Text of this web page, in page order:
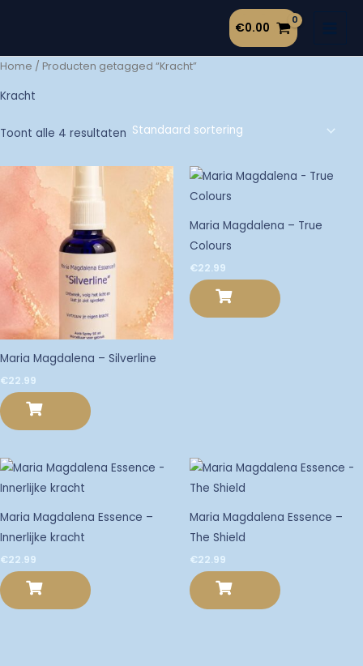
inhoud
€0.00
Home / Producten getagged “Kracht”
Kracht
Toont alle 4 resultaten
Maria Magdalena – Silverline
€22.99
Maria Magdalena – True
Colours
€22.99
Maria Magdalena Essence –
Innerlijke kracht
€22.99
Maria Magdalena Essence –
The Shield
€22.99